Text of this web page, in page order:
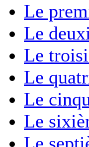
Le
Le
Le
Le
Le
Le